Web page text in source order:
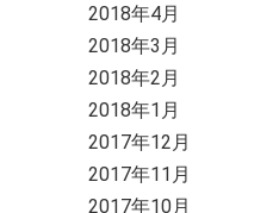
2018年4月
2018年3月
2018年2月
2018年1月
2017年12月
2017年11月
2017年10月